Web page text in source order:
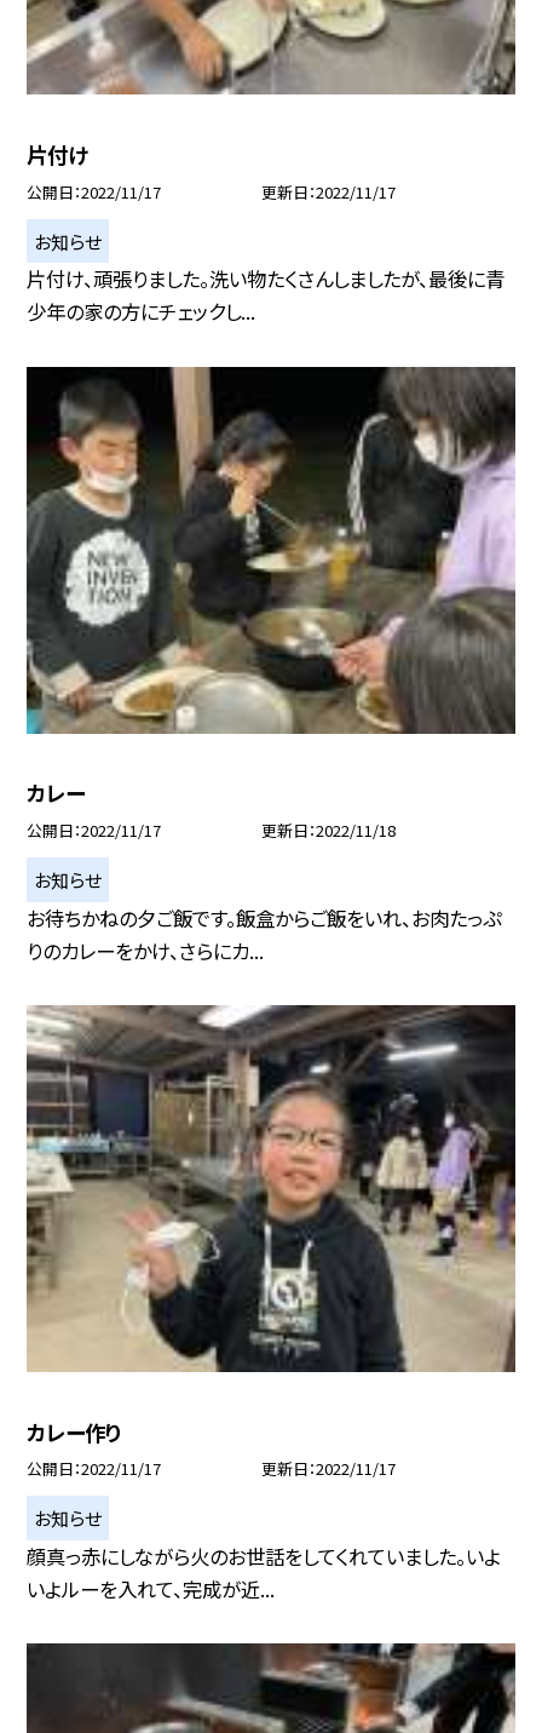
片付け
公開日 2022/11/17 更新日 2022/11/17
お知らせ
片付け、頑張りました。洗い物たくさんしましたが、最後に青
少年の家の方にチェックし...
カレー
公開日 2022/11/17 更新日 2022/11/18
お知らせ
お待ちかねの夕ご飯です。飯盒からご飯をいれ、お肉たっぷ
りのカレーをかけ、さらにカ...
カレー作り
公開日 2022/11/17 更新日 2022/11/17
お知らせ
顔真っ赤にしながら火のお世話をしてくれていました。いよ
いよルーを入れて、完成が近...